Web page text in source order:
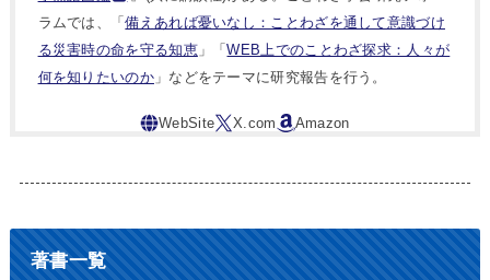
ラムでは、「備えあれば憂いなし：ことわざを通して意識づけ
る災害時の命を守る知恵」「WEB上でのことわざ探求：人々が
何を知りたいのか」などをテーマに研究報告を行う。
著書一覧